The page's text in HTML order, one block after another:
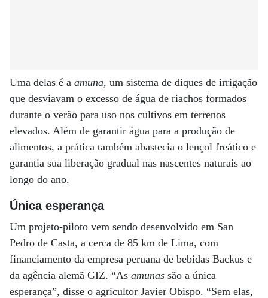
Uma delas é a amuna, um sistema de diques de irrigação
que desviavam o excesso de água de riachos formados
durante o verão para uso nos cultivos em terrenos
elevados. Além de garantir água para a produção de
alimentos, a prática também abastecia o lençol freático e
garantia sua liberação gradual nas nascentes naturais ao
longo do ano.
Única esperança
Um projeto-piloto vem sendo desenvolvido em San
Pedro de Casta, a cerca de 85 km de Lima, com
financiamento da empresa peruana de bebidas Backus e
da agência alemã GIZ. “As amunas são a única
esperança”, disse o agricultor Javier Obispo. “Sem elas,